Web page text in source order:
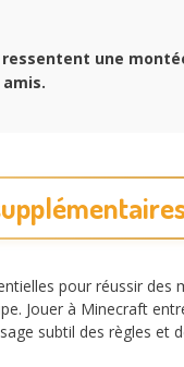
une
pour réussir
Jouer à Minecraft
subtil des règles